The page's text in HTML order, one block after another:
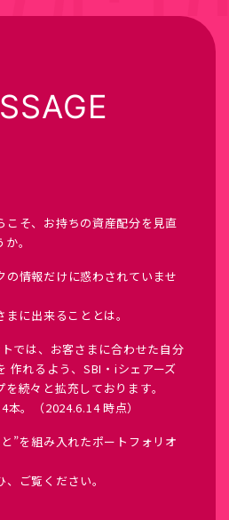
こそ、お持ちの資産配分を見直
。
の情報だけに惑わされていませ
に出来ることとは。
では、お客さまに合わせた自分
作れるよう、SBI・iシェアーズ
続々と拡充しております。
。（2024.6.14 時点）
”を組み入れたポートフォリオ
ご覧ください。